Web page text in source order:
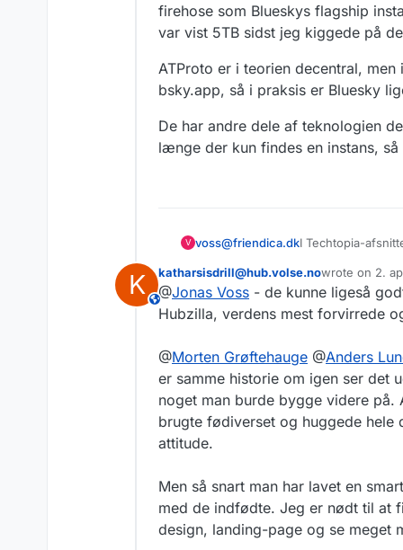
firehose som Blueskys flagship
var vist 5TB sidst jeg kiggede på
ATProto er i teorien decentral,
bsky.app, så i praksis er Bluesky
De har andre dele af teknologien
længe der kun findes en instans,
V voss@friendica.dkI Techtopia-
de borgerdrevne
De taler om
istedet for
Hverken
de gerne vil
som mit digitale
derfor svært at
generation":
Anders Lemke-
ActivityPub som
Podcasten
@ folkefoderation
K This user is from outside of this forum
katharsisdrill@hub.volse.nowrote on 2.
sidst
@Jonas Voss - de kunne ligeså
Hubzilla, verdens mest forvirrede
@Morten Grøftehauge @Anders
er samme historie om igen ser det
noget man burde bygge videre
brugte fødiverset og huggede
attitude.
Men så snart man har lavet en
med de indfødte. Jeg er nødt til at
design, landing-page og se meget